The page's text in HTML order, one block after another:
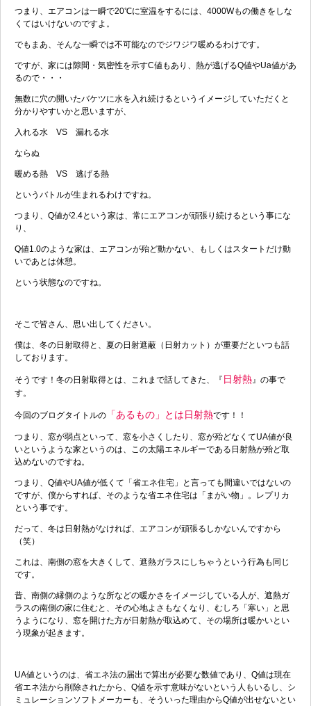
つまり、エアコンは一瞬で20℃に室温をするには、4000Wもの働きをしな
くてはいけないのですよ。
でもまあ、そんな一瞬では不可能なのでジワジワ暖めるわけです。
ですが、家には隙間・気密性を示すC値もあり、熱が逃げるQ値やUa値があ
るので・・・
無数に穴の開いたバケツに水を入れ続けるというイメージしていただくと
分かりやすいかと思いますが、
入れる水 VS 漏れる水
ならぬ
暖める熱 VS 逃げる熱
というバトルが生まれるわけですね。
つまり、Q値が2.4という家は、常にエアコンが頑張り続けるという事にな
り、
Q値1.0のような家は、エアコンが殆ど動かない、もしくはスタートだけ動
いであとは休憩。
という状態なのですね。
そこで皆さん、思い出してください。
僕は、冬の日射取得と、夏の日射遮蔽（日射カット）が重要だといつも話
しております。
そうです！冬の日射取得とは、これまで話してきた、『 日射熱 』の事で
す。
今回のブログタイトルの 「あるもの」とは日射熱です！！
つまり、窓が弱点といって、窓を小さくしたり、窓が殆どなくてUA値が良
いというような家というのは、この太陽エネルギーである日射熱が殆ど取
込めないのですね。
つまり、Q値やUA値が低くて「省エネ住宅」と言っても間違いではないの
ですが、僕からすれば、そのような省エネ住宅は「まがい物」。レプリカ
という事です。
だって、冬は日射熱がなければ、エアコンが頑張るしかないんですから
（笑）
これは、南側の窓を大きくして、遮熱ガラスにしちゃうという行為も同じ
です。
昔、南側の縁側のような所などの暖かさをイメージしている人が、遮熱ガ
ラスの南側の家に住むと、その心地よさもなくなり、むしろ「寒い」と思
うようになり、窓を開けた方が日射熱が取込めて、その場所は暖かいとい
う現象が起きます。
UA値というのは、省エネ法の届出で算出が必要な数値であり、Q値は現在
省エネ法から削除されたから、Q値を示す意味がないという人もいるし、シ
ミュレーションソフトメーカーも、そういった理由からQ値が出せないとい